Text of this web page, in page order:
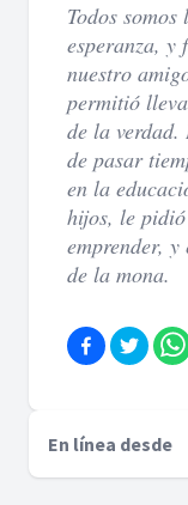
Todos
esperanza, y
nuestro
permitió
de la verdad.
de pasar
en la
hijos, le
emprender, y
de la mona.
En línea desde